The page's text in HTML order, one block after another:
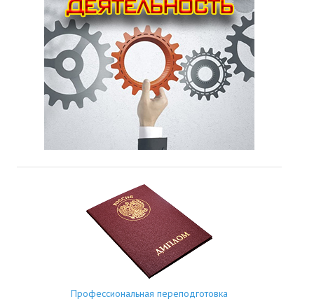
Профессиональная переподготовка